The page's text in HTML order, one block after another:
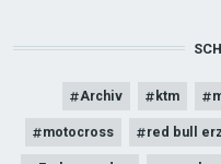
Archiv ktm
motocross red bull